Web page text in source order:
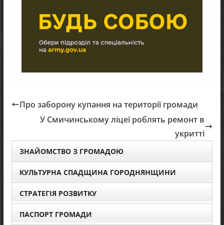
Про заборону купання на території громади
У Смичинському ліцеї роблять ремонт в
укритті
ЗНАЙОМСТВО З ГРОМАДОЮ
КУЛЬТУРНА СПАДЩИНА ГОРОДНЯНЩИНИ
СТРАТЕГІЯ РОЗВИТКУ
ПАСПОРТ ГРОМАДИ